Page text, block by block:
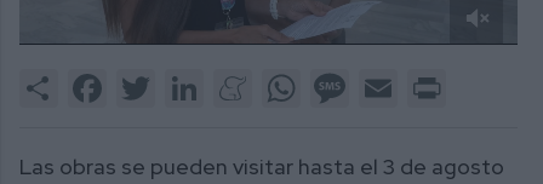
2
Share FacebookTwitter LinkedInMeneameWhatsAppMessage
Email
Las obras se pueden visitar hasta el 3 de agosto